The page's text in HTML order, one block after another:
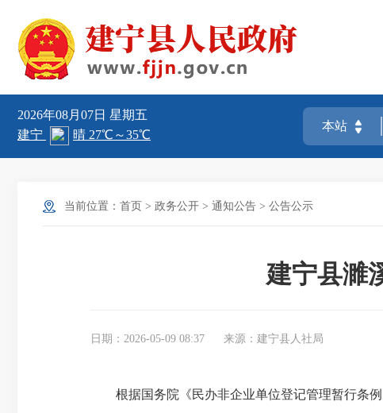
2026年08月07日 星期五
当前位置： 首页 > 政务公开 > 通知公告 > 公告公示
建宁县濉
日期：2026-05-09 08:37 来源：建宁县人社局
根据国务院《民办非企业单位登记管理暂行条